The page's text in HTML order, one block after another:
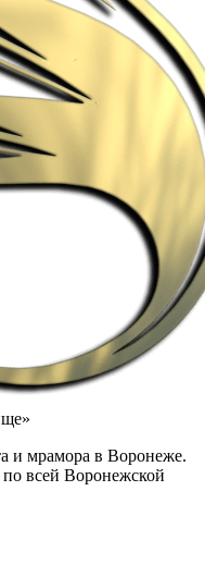
и мрамора в Воронеже.
по всей Воронежской